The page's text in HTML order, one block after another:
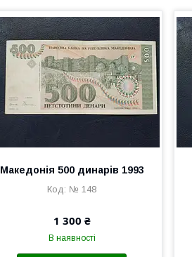
Македонія 500 динарів 1993
№ 148
1 300 ₴
В наявності